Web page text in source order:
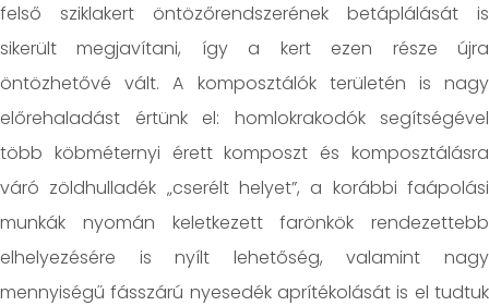
felső sziklakert öntözőrendszerének betáplálását is
sikerült megjavítani, így a kert ezen része újra
öntözhetővé vált. A komposztálók területén is nagy
előrehaladást értünk el: homlokrakodók segítségével
több köbméternyi érett komposzt és komposztálásra
váró zöldhulladék „cserélt helyet”, a korábbi faápolási
munkák nyomán keletkezett farönkök rendezettebb
elhelyezésére is nyílt lehetőség, valamint nagy
mennyiségű fásszárú nyesedék aprítékolását is el tudtuk